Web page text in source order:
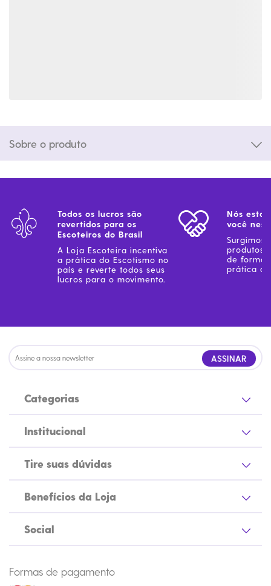
Sobre o produto
Todos os lucros são
revertidos para os
Escoteiros do Brasil
A Loja Escoteira incentiva
a prática do Escotismo no
país e reverte todos seus
lucros para o movimento.
Nós
você
Surgimos
produtos
de forma
prática
ASSINAR
Categorias
Institucional
Tire suas dúvidas
Benefícios da Loja
Social
Formas de pagamento